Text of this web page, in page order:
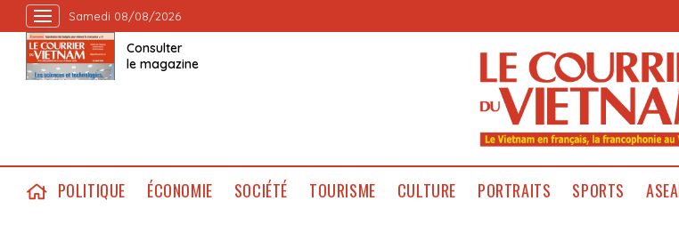
Samedi 08/08/2026
Consulter
le magazine
POLITIQUE ÉCONOMIE SOCIÉTÉ TOURISME CULTURE PORTRAITS SPORTS